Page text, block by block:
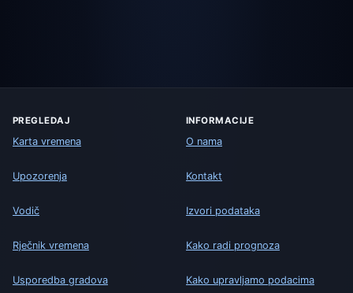
PREGLEDAJ
Karta vremena
Upozorenja
Vodič
Rječnik vremena
Usporedba gradova
INFORMACIJE
O nama
Kontakt
Izvori podataka
Kako radi prognoza
Kako upravljamo podacima